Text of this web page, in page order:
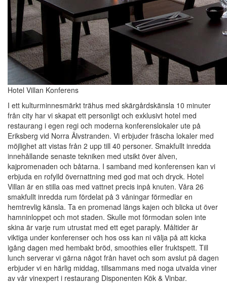
Hotel Villan Konferens
I ett kulturminnesmärkt trähus med skärgårdskänsla 10 minuter
från city har vi skapat ett personligt och exklusivt hotel med
restaurang i egen regi och moderna konferenslokaler ute på
Eriksberg vid Norra Älvstranden. Vi erbjuder fräscha lokaler med
möjlighet att vistas från 2 upp till 40 personer. Smakfullt inredda
innehållande senaste tekniken med utsikt över älven,
kajpromenaden och båtarna. I samband med konferensen kan vi
erbjuda en rofylld övernattning med god mat och dryck. Hotel
Villan är en stilla oas med vattnet precis inpå knuten. Våra 26
smakfullt inredda rum fördelat på 3 våningar förmedlar en
hemtrevlig känsla. Ta en promenad längs kajen och blicka ut över
hamninloppet och mot staden. Skulle mot förmodan solen inte
skina är varje rum utrustat med ett eget paraply. Måltider är
viktiga under konferenser och hos oss kan ni välja på att kicka
igång dagen med hembakt bröd, smoothies eller fruktspett. Till
lunch serverar vi gärna något från havet och som avslut på dagen
erbjuder vi en härlig middag, tillsammans med noga utvalda viner
av vår vinexpert i restaurang Disponenten Kök & Vinbar.